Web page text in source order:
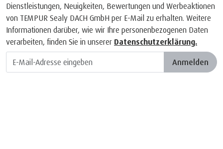
Dienstleistungen, Neuigkeiten, Bewertungen und Werbeaktionen
von TEMPUR Sealy DACH GmbH per E-Mail zu erhalten. Weitere
Informationen darüber, wie wir Ihre personenbezogenen Daten
verarbeiten, finden Sie in unserer Datenschutzerklärung.
Anmelden